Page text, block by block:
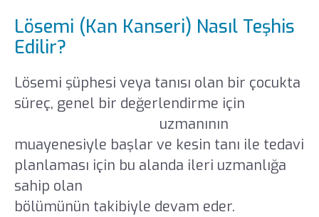
Lösemi (Kan Kanseri) Nasıl Teşhis
Edilir?
Lösemi şüphesi veya tanısı olan bir çocukta
süreç, genel bir değerlendirme için
uzmanının
muayenesiyle başlar ve kesin tanı ile tedavi
planlaması için bu alanda ileri uzmanlığa
sahip olan
bölümünün takibiyle devam eder.